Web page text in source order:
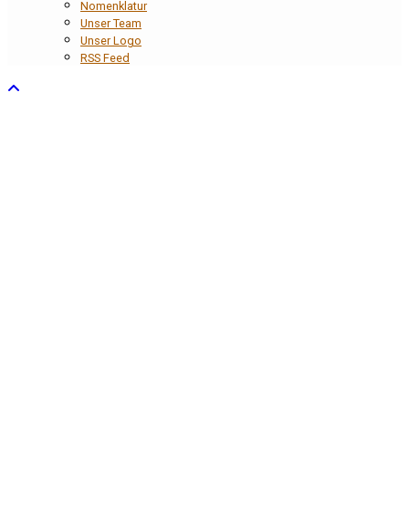
Nomenklatur
Unser Team
Unser Logo
RSS Feed